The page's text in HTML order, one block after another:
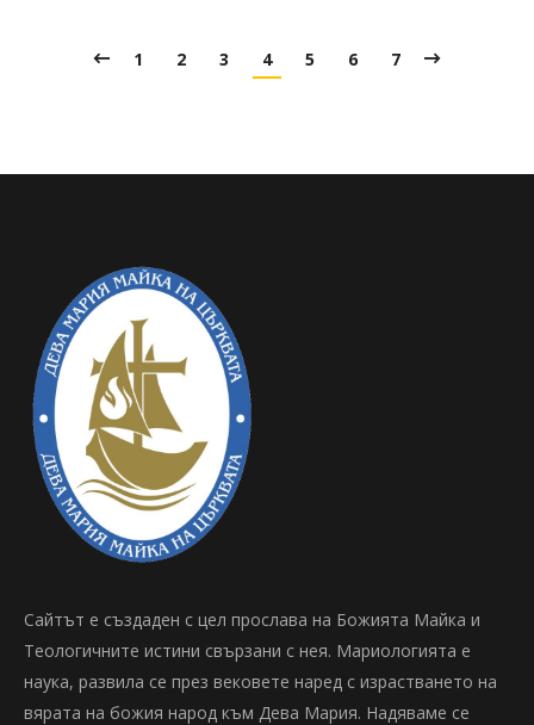
1 2 3 4 5 6 7
Сайтът е създаден с цел прослава на Божията Майка и
Теологичните истини свързани с нея. Мариологията е
наука, развила се през вековете наред с израстването на
вярата на божия народ към Дева Мария. Надяваме се